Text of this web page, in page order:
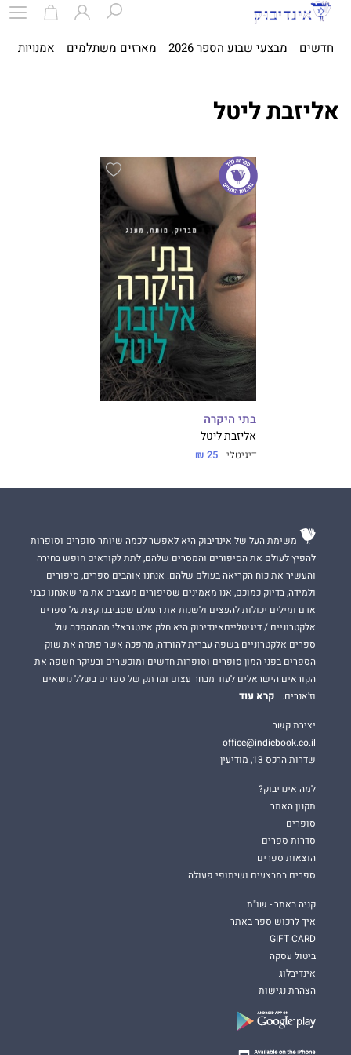
חדשים מבצעי שבוע הספר 2026 מארזים משתלמים אמנויות
אליזבת ליטל
בתי היקרה
אליזבת ליטל
דיגיטלי 25 ₪
משימת העל של אינדיבוק היא לאפשר לכמה שיותר סופרים וסופרות
להפיץ לעולם את הסיפורים והמסרים שלהם, לתת לקוראים חופש בחירה
והעשיר את כוח הקריאה בעולם שלהם. אנחנו אוהבים ספרים, סיפורים
ולמידה, בדיוק כמוכם, אנו מאמינים שסיפורים מעצבים את מי שאנחנו כבני
אדם ומילים יכולות להעצים ולשנות את העולם שסביבנו.קצת על ספרים
אלקטרוניים / דיגיטלייםאינדיבוק היא חלק אינטגראלי מהמהפכה של
ספרים אלקטרוניים בשפה עברית להורדה, מהפכה אשר פתחה את שוק
הספרים בפני המון סופרים וסופרות חדשים ומוכשרים ובעיקר חשפה את
הקוראים הישראלים לעוד מבחר עצום ומרתק של ספרים בשלל נושאים
וז'אנרים.
קרא עוד
יצירת קשר
office@indiebook.co.il
שדרות הרכס 13, מודיעין
למה אינדיבוק?
תקנון האתר
סופרים
סדרות ספרים
הוצאות ספרים
ספרים במבצעים ושיתופי פעולה
קניה באתר - שו"ת
איך לרכוש ספר באתר
GIFT CARD
ביטול עסקה
אינדיבלוג
הצהרת נגישות